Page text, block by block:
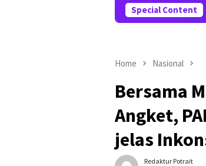
Special Content
Home Nasional
Bersama
Angket,
jelas
Redaktur Potrait